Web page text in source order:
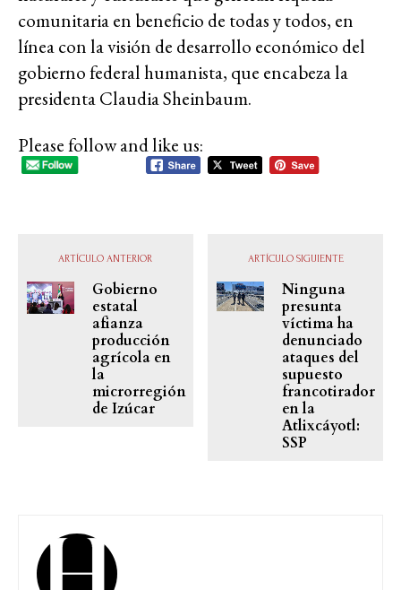
comunitaria en beneficio de todas y todos, en
línea con la visión de desarrollo económico del
gobierno federal humanista, que encabeza la
presidenta Claudia Sheinbaum.
Please follow and like us:
ARTÍCULO ANTERIOR
Gobierno
estatal
afianza
producción
agrícola en
la
microrregión
de Izúcar
ARTÍCULO SIGUIENTE
Ninguna
presunta
víctima ha
denunciado
ataques del
supuesto
francotirador
en la
Atlixcáyotl:
SSP